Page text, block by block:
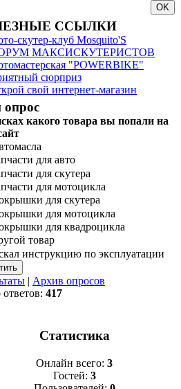
ССЫЛКИ
скутер-клуб Mosquito'S
МАКСИСКУТЕРИСТОВ
"POWERBIKE"
сюрприз
свой интернет-магазин
какого товара вы попали на
для авто
для скутера
для мотоцикла
для скутера
для мотоцикла
для квадроцикла
товар
инструкцию по эксплуатации
| Архив опросов
417
Статистика
Онлайн всего: 3
Гостей: 3